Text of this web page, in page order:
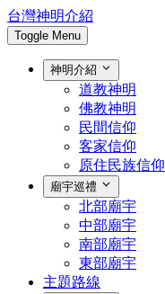
台灣神明介紹
Toggle Menu
神明介紹
道教神明
佛教神明
民間信仰
客家信仰
原住民族信仰
廟宇巡禮
北部廟宇
中部廟宇
南部廟宇
東部廟宇
主題路線